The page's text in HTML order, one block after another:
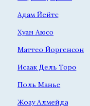
Адам Йейтс
Хуан Аюсо
Маттео Йоргенсон
Исаак Дель Торо
Поль Манье
Жоау Алмейда